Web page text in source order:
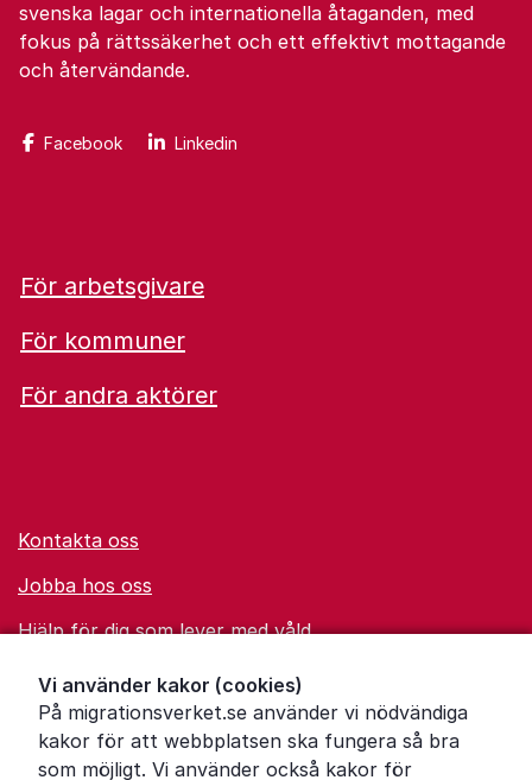
Vi använder kakor (cookies)
På migrationsverket.se använder vi nödvändiga
kakor för att webbplatsen ska fungera så bra
som möjligt. Vi använder också kakor för
svenska lagar och internationella åtaganden, med
fokus på rättssäkerhet och ett effektivt mottagande
och återvändande.
Facebook Linkedin
För arbetsgivare
För kommuner
För andra aktörer
Kontakta oss
Jobba hos oss
Hjälp för dig som lever med våld
Ordförklaringar
Om Migrationsverket
Pressrum